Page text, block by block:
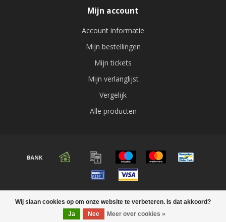
Wij slaan cookies op om onze website te verbeteren. Is dat akkoord?
Ja
Nee Meer over cookies »
Mijn account
Account informatie
Mijn bestellingen
Mijn tickets
Mijn verlanglijst
Vergelijk
Alle producten
© Copyright 2026 Audio expert